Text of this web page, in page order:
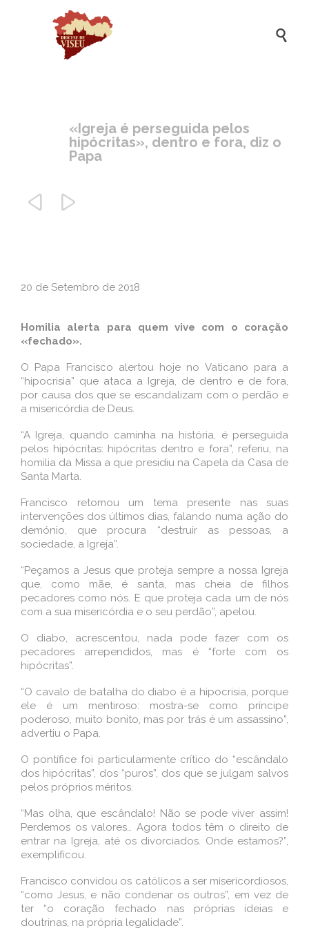

«Igreja é perseguida pelos
hipócritas», dentro e fora, diz o
Papa
 
20 de Setembro de 2018
Homilia alerta para quem vive com o coração
«fechado».
O Papa Francisco alertou hoje no Vaticano para a
“hipocrisia” que ataca a Igreja, de dentro e de fora,
por causa dos que se escandalizam com o perdão e
a misericórdia de Deus.
“A Igreja, quando caminha na história, é perseguida
pelos hipócritas: hipócritas dentro e fora”, referiu, na
homilia da Missa a que presidiu na Capela da Casa de
Santa Marta.
Francisco retomou um tema presente nas suas
intervenções dos últimos dias, falando numa ação do
demónio, que procura “destruir as pessoas, a
sociedade, a Igreja”.
“Peçamos a Jesus que proteja sempre a nossa Igreja
que, como mãe, é santa, mas cheia de filhos
pecadores como nós. E que proteja cada um de nós
com a sua misericórdia e o seu perdão”, apelou.
O diabo, acrescentou, nada pode fazer com os
pecadores arrependidos, mas é “forte com os
hipócritas”.
“O cavalo de batalha do diabo é a hipocrisia, porque
ele é um mentiroso: mostra-se como príncipe
poderoso, muito bonito, mas por trás é um assassino”,
advertiu o Papa.
O pontífice foi particularmente crítico do “escândalo
dos hipócritas”, dos “puros”, dos que se julgam salvos
pelos próprios méritos.
“Mas olha, que escândalo! Não se pode viver assim!
Perdemos os valores… Agora todos têm o direito de
entrar na Igreja, até os divorciados. Onde estamos?”,
exemplificou.
Francisco convidou os católicos a ser misericordiosos,
“como Jesus, e não condenar os outros”, em vez de
ter “o coração fechado nas próprias ideias e
doutrinas, na própria legalidade”.